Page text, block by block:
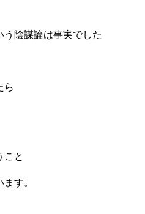
陰謀論は事実でした
ら
こと
す。